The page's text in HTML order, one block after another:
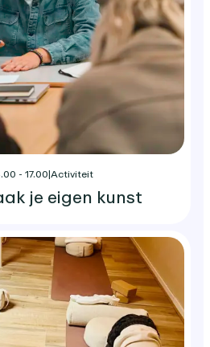
- 17.00|Activiteit
je eigen kunst